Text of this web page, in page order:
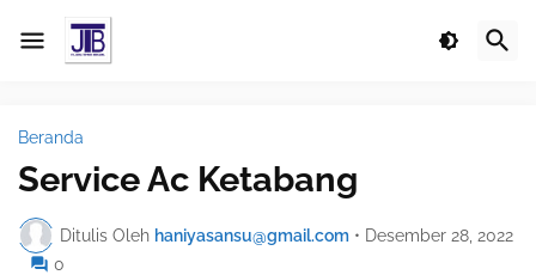
Beranda
Service Ac Ketabang
Ditulis Oleh haniyasansu@gmail.com • Desember 28, 2022
0